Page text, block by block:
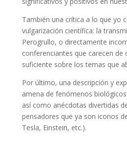
También una crítica a lo que yo
vulgarización científica: la
Perogrullo, o directamente
conferenciantes que carecen de
suficiente sobre los temas que
Por último, una descripción y
amena de fenómenos
así como anécdotas divertidas
pensadores que ya son iconos
Tesla, Einstein, etc.).